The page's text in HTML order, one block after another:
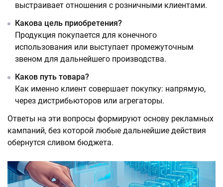
выстраивает отношения с розничными клиентами.
Какова цель приобретения?
Продукция покупается для конечного
использования или выступает промежуточным
звеном для дальнейшего производства.
Каков путь товара?
Как именно клиент совершает покупку: напрямую,
через дистрибьюторов или агрегаторы.
Ответы на эти вопросы формируют основу рекламных
кампаний, без которой любые дальнейшие действия
обернутся сливом бюджета.